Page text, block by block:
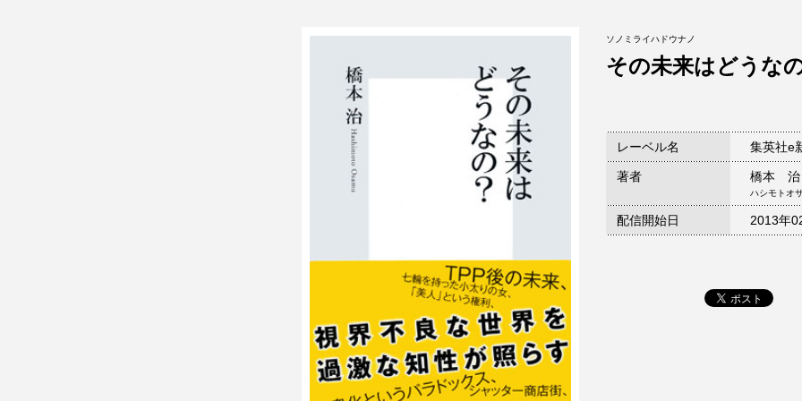
ソノミライハドウナノ
その未来はどうな
レーベル名 集英社e
著者 橋本 治
ハシモトオ
配信開始日 2013年